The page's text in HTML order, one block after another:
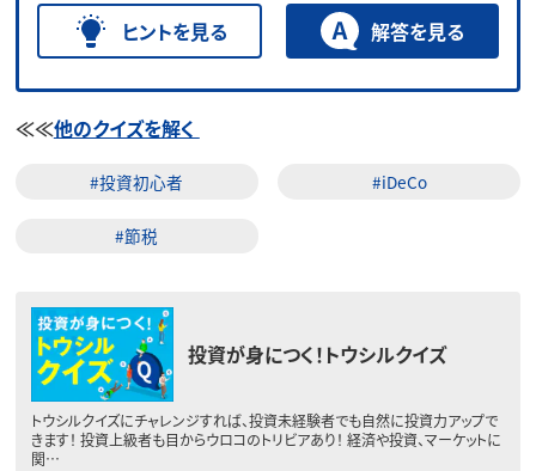
ヒントを見る 解答を見る
≪≪他のクイズを解く
#投資初心者 #iDeCo
#節税
投資が身につく！トウシルクイズ
トウシルクイズにチャレンジすれば、投資未経験者でも自然に投資力アップで
きます！ 投資上級者も目からウロコのトリビアあり！ 経済や投資、マーケットに
関…